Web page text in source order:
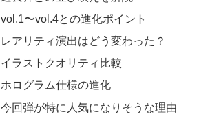
vol.1〜vol.4との進化ポイント
レアリティ演出はどう変わった？
イラストクオリティ比較
ホログラム仕様の進化
今回弾が特に人気になりそうな理由